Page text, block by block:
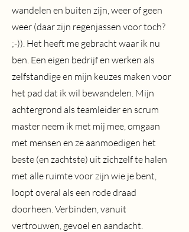
wandelen en buiten zijn, weer of geen
weer (daar zijn regenjassen voor toch?
;-)). Het heeft me gebracht waar ik nu
ben. Een eigen bedrijf en werken als
zelfstandige en mijn keuzes maken voor
het pad dat ik wil bewandelen. Mijn
achtergrond als teamleider en scrum
master neem ik met mij mee, omgaan
met mensen en ze aanmoedigen het
beste (en zachtste) uit zichzelf te halen
met alle ruimte voor zijn wie je bent,
loopt overal als een rode draad
doorheen. Verbinden, vanuit
vertrouwen, gevoel en aandacht.